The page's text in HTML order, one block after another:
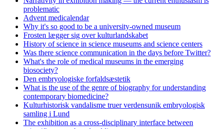
problematic
Advent medicalendar
Why it's so good to be a university-owned museum
Frosten lægger sig over kulturlandskabet
History of science in science museums and science centers
Was there science communication in the days before Twitter?
What's the role of medical museums in the emerging
biosociety?
Den embryologiske forfaldsæstetik
What is the use of the genre of biography for understanding
contemporary biomedicine?
Kulturhistorisk vandalisme truer verdensunik embryologisk
samling i Lund
The exhibition as a cross-disciplinary interface between